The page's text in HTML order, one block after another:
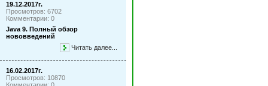
19.12.2017г.
Просмотров: 6702
Комментарии: 0
Java 9. Полный обзор
нововведений
Читать далее...
16.02.2017г.
Просмотров: 10870